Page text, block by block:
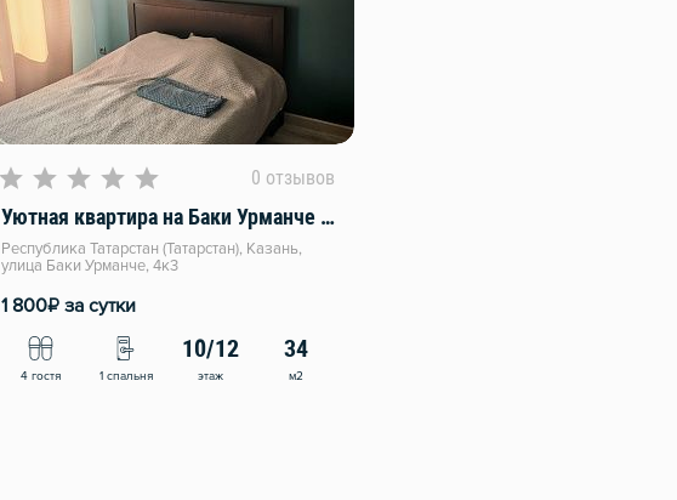
0 отзывов
Уютная квартира на Баки Урманче 4к3
Республика Татарстан (Татарстан), Казань,
улица Баки Урманче, 4к3
1 800₽ за сутки
4 гостя 1 спальня
10/12
этаж
34
м2